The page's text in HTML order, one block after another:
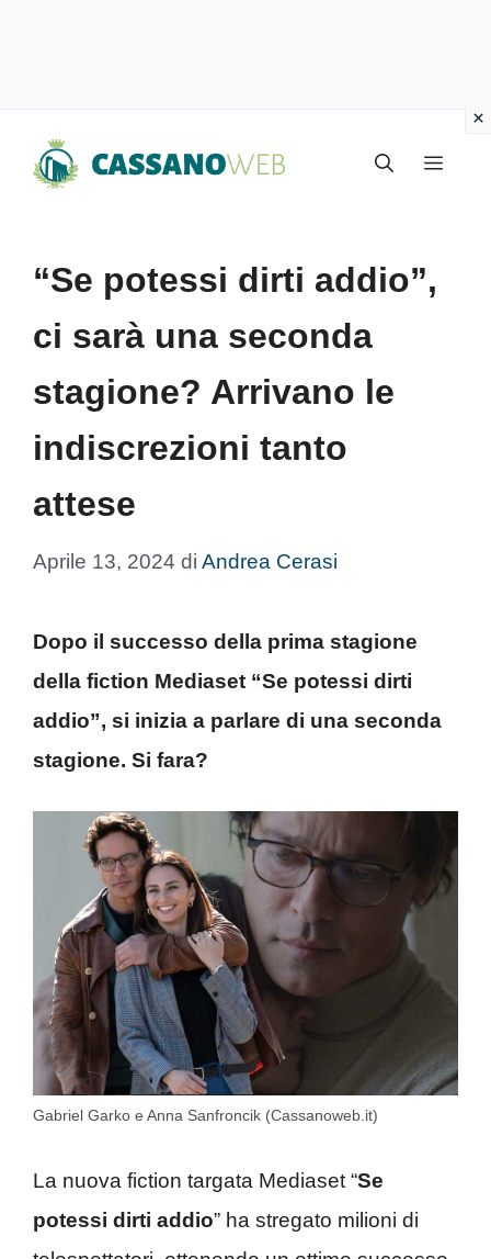
Menu
“Se potessi dirti addio”,
ci sarà una seconda
stagione? Arrivano le
indiscrezioni tanto
attese
Aprile 13, 2024 di Andrea Cerasi
Dopo il successo della prima stagione
della fiction Mediaset “Se potessi dirti
addio”, si inizia a parlare di una seconda
stagione. Si fara?
Gabriel Garko e Anna Sanfroncik (Cassanoweb.it)
La nuova fiction targata Mediaset “Se
potessi dirti addio” ha stregato milioni di